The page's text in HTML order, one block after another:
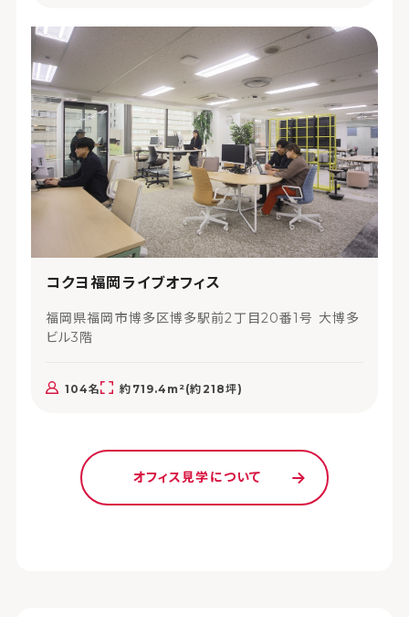
コクヨ福岡ライブオフィス
福岡県福岡市博多区博多駅前2丁目20番1号 大博多
ビル3階
104名 約719.4m²(約218坪)
オフィス見学について